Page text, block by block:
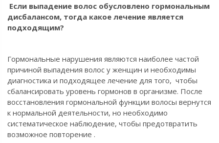
Если выпадение волос обусловлено гормональным
дисбалансом, тогда какое лечение является
подходящим?
Гормональные нарушения являются наиболее частой
причиной выпадения волос у женщин и необходимы
диагностика и подходящее лечение для того, чтобы
сбалансировать уровень гормонов в организме. После
восстановления гормональной функции волосы вернутся
к нормальной деятельности, но необходимо
систематическое наблюдение, чтобы предотвратить
возможное повторение .